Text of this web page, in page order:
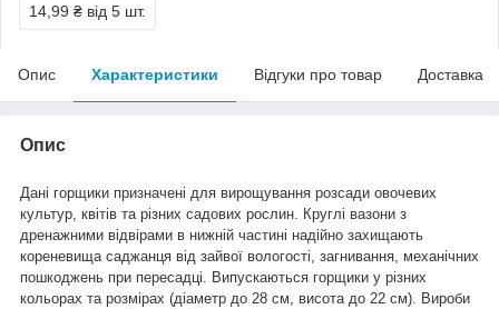
14,99 ₴ від 5 шт.
Опис Характеристики Відгуки про товар Доставка
Опис
Дані горщики призначені для вирощування розсади овочевих
культур, квітів та різних садових рослин. Круглі вазони з
дренажними відвірами в нижній частині надійно захищають
кореневища саджанця від зайвої вологості, загнивання, механічних
пошкоджень при пересадці. Випускаються горщики у різних
кольорах та розмірах (діаметр до 28 см, висота до 22 см). Вироби